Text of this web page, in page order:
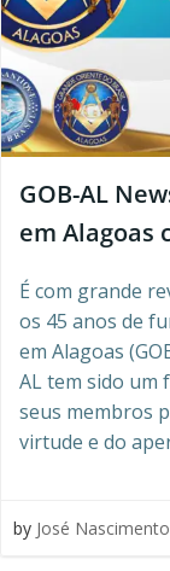
GOB-AL
em Alagoas
É com grande
os 45 anos de
em Alagoas
AL tem sido um
seus membros
virtude e do
by José Nascimento